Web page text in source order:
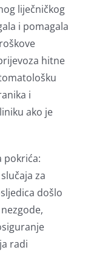
liječničkog
i pomagala
hitne
i
ako je
pokrića:
za
došlo
radi